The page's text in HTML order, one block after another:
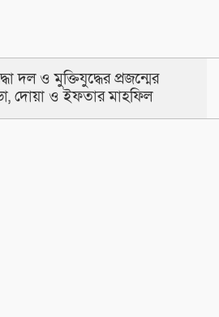
দল ও মুক্তিযুদ্ধের প্রজন্মের
দোয়া ও ইফতার মাহফিল